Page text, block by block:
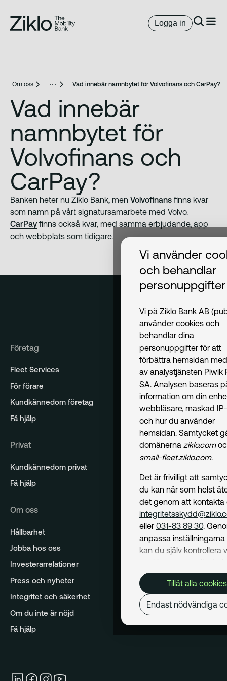
Logga in
Om oss Vad innebär namnbytet för Volvofinans och CarPay?
Vad innebär
namnbytet för
Volvofinans och
CarPay?
Banken heter nu Ziklo Bank, men Volvofinans finns kvar
som namn på vårt signatursamarbete med Volvo.
CarPay finns också kvar, med samma erbjudande, app
och webbplats som tidigare.
Företag
Fleet Services
För förare
Kundkännedom företag
Få hjälp
Privat
Kundkännedom privat
Få hjälp
Om oss
Hållbarhet
Jobba hos oss
Investerarrelationer
Press och nyheter
Integritet och säkerhet
Om du inte är nöjd
Få hjälp
Vi använder
och behandlar
personuppgifter
Vi på Ziklo Bank AB
använder cookies och
behandlar dina
personuppgifter för att
förbättra hemsidan
av analystjänsten Piwik
SA. Analysen baseras
information om din
webbläsare, maskad
och hur du använder
hemsidan. Samtycket
domänerna ziklo.com
small-fleet.ziklo.com.
Det är frivilligt att
du kan när som helst
det genom att kontakta
eller 031-83 89 30.
anpassa
kan du själv kontrollera
Cookiepolicykan du
om hur vi använder
och hur du kan undvika
Mer om behandling av
personuppgifter hittar
Tillåt alla cookies
Endast nödvändiga